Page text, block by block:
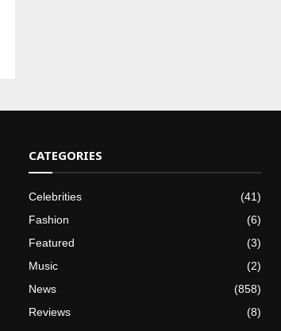
CATEGORIES
Celebrities
(41)
Fashion
(6)
Featured
(3)
Music
(2)
News
(858)
Reviews
(8)